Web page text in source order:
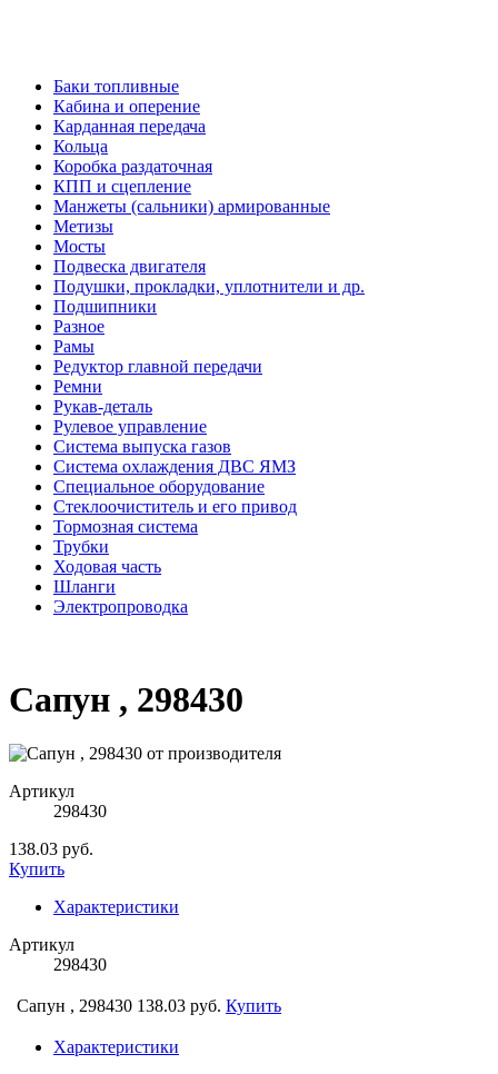
Баки топливные
Кабина и оперение
Карданная передача
Кольца
Коробка раздаточная
КПП и сцепление
Манжеты (сальники) армированные
Метизы
Мосты
Подвеска двигателя
Подушки, прокладки, уплотнители и др.
Подшипники
Разное
Рамы
Редуктор главной передачи
Ремни
Рукав-деталь
Рулевое управление
Система выпуска газов
Система охлаждения ДВС ЯМЗ
Специальное оборудование
Стеклоочиститель и его привод
Тормозная система
Трубки
Ходовая часть
Шланги
Электропроводка
Сапун , 298430
Артикул
298430
138.03 руб.
Купить
Характеристики
Артикул
298430
Сапун , 298430 138.03 руб. Купить
Характеристики